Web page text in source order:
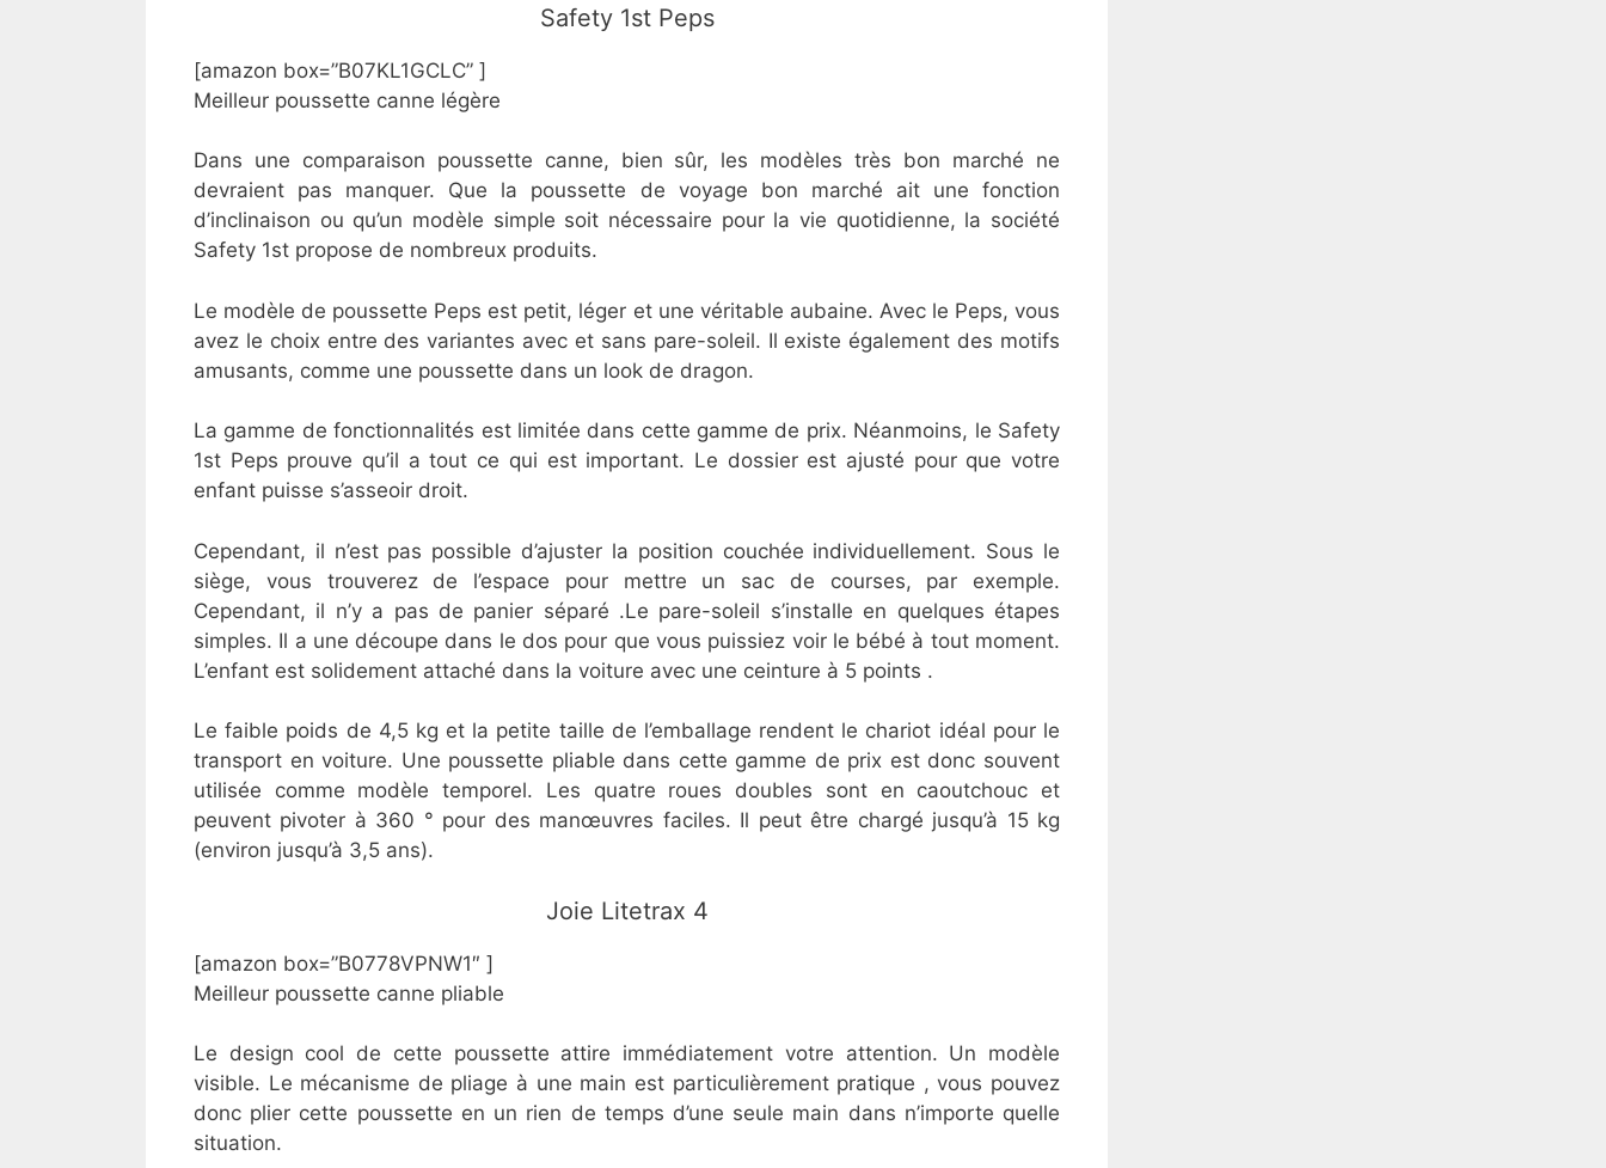
​Safety 1st Peps
[amazon box=”​B07KL1GCLC” ]
​Meilleur poussette canne légère
Dans une comparaison poussette canne, bien sûr, les modèles très bon marché ne
devraient pas manquer. Que la poussette de voyage bon marché ait une fonction
d’inclinaison ou qu’un modèle simple soit nécessaire pour la vie quotidienne, la société
Safety 1st propose de nombreux produits.
Le modèle de poussette Peps est petit, léger et une véritable aubaine. Avec le Peps, vous
avez le choix entre des variantes avec et sans pare-soleil. Il existe également des motifs
amusants, comme une poussette dans un look de dragon.
La gamme de fonctionnalités est limitée dans cette gamme de prix. Néanmoins, le Safety
1st Peps prouve qu’il a tout ce qui est important. Le dossier est ajusté pour que votre
enfant puisse s’asseoir droit.
Cependant, il n’est pas possible d’ajuster la position couchée individuellement. Sous le
siège, vous trouverez de l’espace pour mettre un sac de courses, par exemple.
Cependant, il n’y a pas de panier séparé .Le pare-soleil s’installe en quelques étapes
simples. Il a une découpe dans le dos pour que vous puissiez voir le bébé à tout moment.
L’enfant est solidement attaché dans la voiture avec une ceinture à 5 points .
Le faible poids de 4,5 kg et la petite taille de l’emballage rendent le chariot idéal pour le
transport en voiture. Une poussette pliable dans cette gamme de prix est donc souvent
utilisée comme modèle temporel. Les quatre roues doubles sont en caoutchouc et
peuvent pivoter à 360 ° pour des manœuvres faciles. Il peut être chargé jusqu’à 15 kg
(environ jusqu’à 3,5 ans).
​Joie Litetrax 4
[amazon box=”​​B0778VPNW1″ ]
Meilleur poussette canne pliable
Le design cool de cette poussette attire immédiatement votre attention. Un modèle
visible. Le mécanisme de pliage à une main est particulièrement pratique , vous pouvez
donc plier cette poussette en un rien de temps d’une seule main dans n’importe quelle
situation.